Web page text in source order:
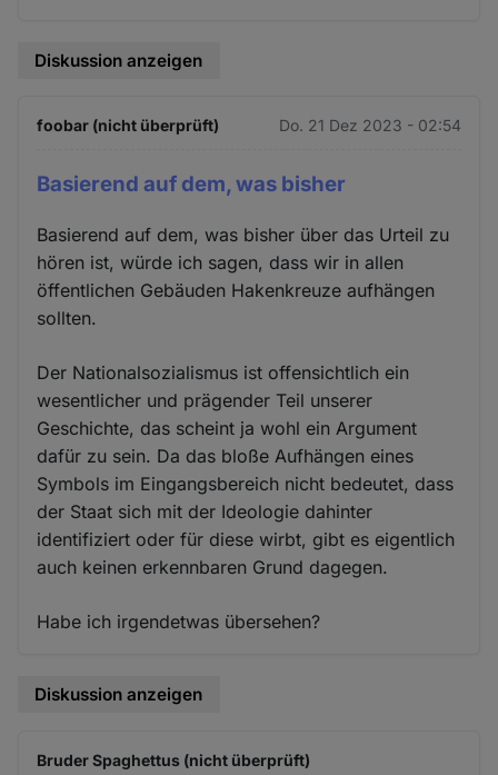
Diskussion anzeigen
foobar (nicht überprüft) Do. 21 Dez 2023 - 02:54
Basierend auf dem, was bisher
Basierend auf dem, was bisher über das Urteil zu
hören ist, würde ich sagen, dass wir in allen
öffentlichen Gebäuden Hakenkreuze aufhängen
sollten.
Der Nationalsozialismus ist offensichtlich ein
wesentlicher und prägender Teil unserer
Geschichte, das scheint ja wohl ein Argument
dafür zu sein. Da das bloße Aufhängen eines
Symbols im Eingangsbereich nicht bedeutet, dass
der Staat sich mit der Ideologie dahinter
identifiziert oder für diese wirbt, gibt es eigentlich
auch keinen erkennbaren Grund dagegen.
Habe ich irgendetwas übersehen?
Diskussion anzeigen
Bruder Spaghettus (nicht überprüft)